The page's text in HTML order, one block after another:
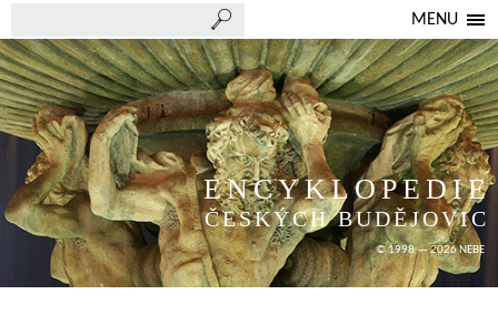
MENU
ENCYKLOPEDIE
ČESKÝCH BUDĚJOVIC
© 1998 — 2026 NEBE